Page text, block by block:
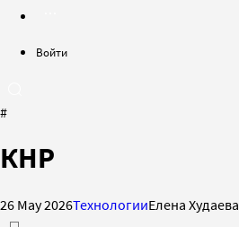
Войти
#
КНР
26 May 2026ТехнологииЕлена Худаева